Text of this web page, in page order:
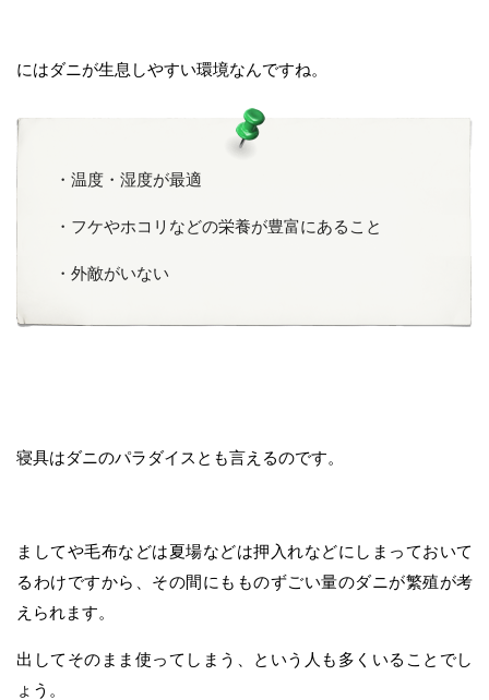
にはダニが生息しやすい環境なんですね。
・温度・湿度が最適
・フケやホコリなどの栄養が豊富にあること
・外敵がいない
寝具はダニのパラダイスとも言えるのです。
ましてや毛布などは夏場などは押入れなどにしまっておいて
るわけですから、その間にもものずごい量のダニが繁殖が考
えられます。
出してそのまま使ってしまう、という人も多くいることでし
ょう。